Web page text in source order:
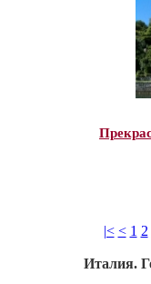
|< < 1 2
Италия.